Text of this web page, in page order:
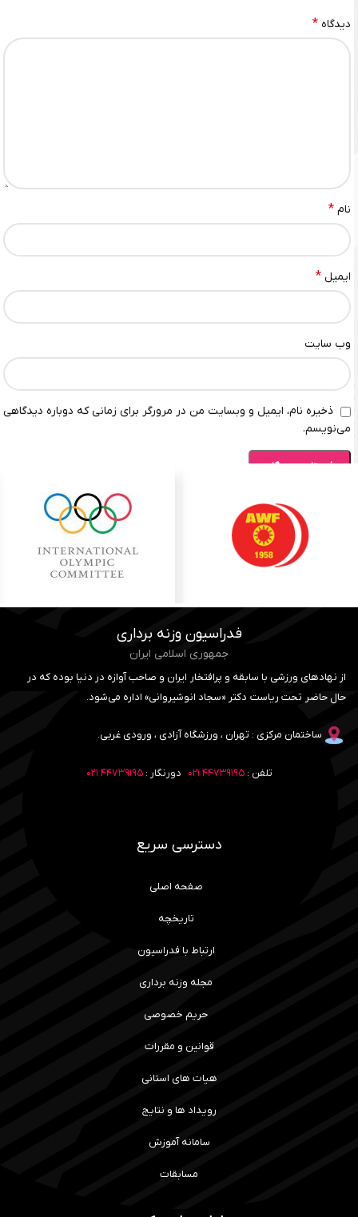
دیدگاه *
نام *
ایمیل *
وب‌ سایت
ذخیره نام، ایمیل و وبسایت من در مرورگر برای زمانی که دوباره دیدگاهی
می‌نویسم.
فدراسیون وزنه برداری
جمهوری اسلامی ایران
از نهادهای ورزشی با سابقه و پرافتخار ایران و صاحب آوازه در دنیا بوده که در
حال حاضر تحت ریاست دکتر «سجاد انوشیروانی» اداره می‌شود.
ساختمان مرکزی : تهران ، ورزشگاه آزادی ، ورودی غربی.
تلفن :۴۴۷۳۹۱۹۵ ۰۲۱ دورنگار :۴۴۷۳۹۱۹۵ ۰۲۱
دسترسی سریع
صفحه اصلی
تاریخچه
ارتباط با فدراسیون
مجله وزنه برداری
حریم خصوصی
قوانین و مقررات
هیات های استانی
رویداد ها و نتایج
سامانه آموزش
مسابقات